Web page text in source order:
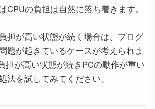
CPUの負担は自然に落ち着きます。
担が高い状態が続く場合は、プログ
題が起きているケースが考えられま
担が高い状態が続きPCの動作が重い
法を試してみてください。